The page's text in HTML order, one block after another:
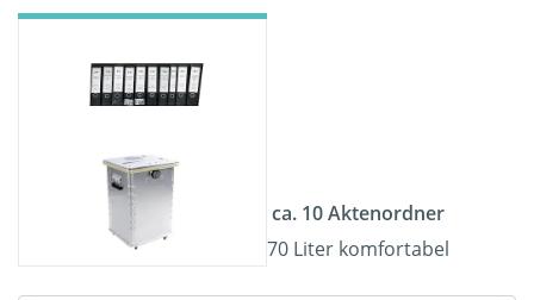
ca. 10 Aktenordner
70 Liter komfortabel